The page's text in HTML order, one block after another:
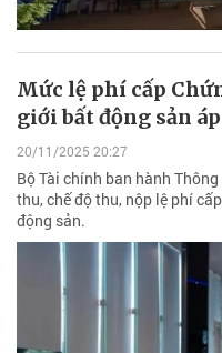
Mức lệ phí cấp
giới bất động sản
20/11/2025 20:27
Bộ Tài chính ban hành
thu, chế độ thu, nộp lệ phí
động sản.